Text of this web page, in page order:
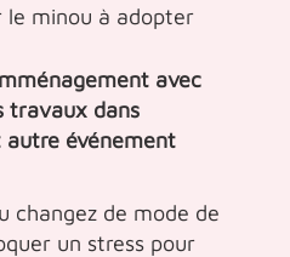
le minou à adopter
avec
travaux dans
autre événement
changez de mode de
un stress pour